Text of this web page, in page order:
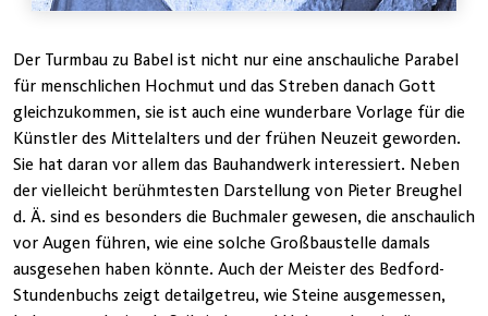
Der Turmbau zu Babel ist nicht nur eine anschauliche Parabel
für menschlichen Hochmut und das Streben danach Gott
gleichzukommen, sie ist auch eine wunderbare Vorlage für die
Künstler des Mittelalters und der frühen Neuzeit geworden.
Sie hat daran vor allem das Bauhandwerk interessiert. Neben
der vielleicht berühmtesten Darstellung von Pieter Breughel
d. Ä. sind es besonders die Buchmaler gewesen, die anschaulich
vor Augen führen, wie eine solche Großbaustelle damals
ausgesehen haben könnte. Auch der Meister des Bedford-
Stundenbuchs zeigt detailgetreu, wie Steine ausgemessen,